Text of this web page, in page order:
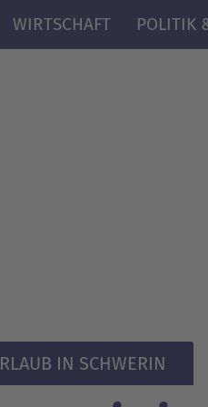
AR
WIRTSCHAFT POLITIK
IN SCHWERIN